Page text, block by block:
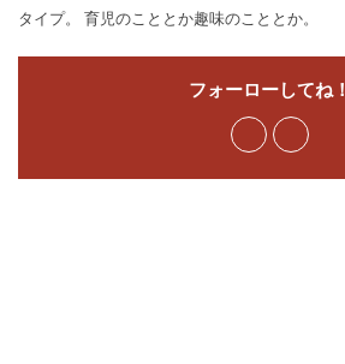
タイプ。 育児のこととか趣味のこととか。
フォーローしてね！